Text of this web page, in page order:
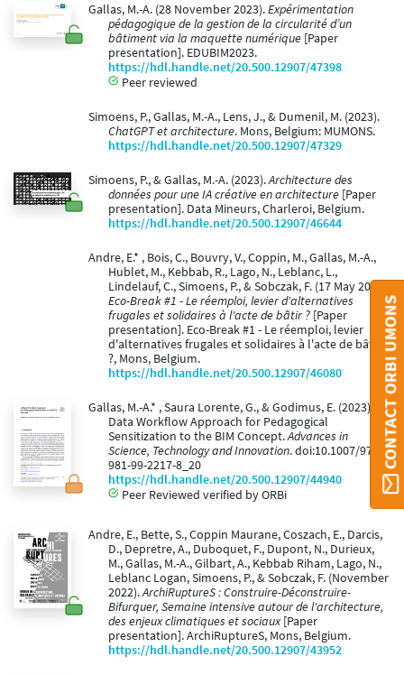
Gallas, M.-A. (28 November 2023).Expérimentation
pédagogique de la gestion de la circularité d’un
bâtiment via la maquette numérique [Paper
presentation]. EDUBIM2023.
https://hdl.handle.net/20.500.12907/47398
Peer reviewed
Simoens, P., Gallas, M.-A., Lens, J., & Dumenil, M. (2023).
ChatGPT et architecture. Mons, Belgium: MUMONS.
https://hdl.handle.net/20.500.12907/47329
Simoens, P., & Gallas, M.-A. (2023).Architecture des
données pour une IA créative en architecture [Paper
presentation]. Data Mineurs, Charleroi, Belgium.
https://hdl.handle.net/20.500.12907/46644
Andre, E.* , Bois, C., Bouvry, V., Coppin, M., Gallas, M.-A.,
Hublet, M., Kebbab, R., Lago, N., Leblanc, L.,
Lindelauf, C., Simoens, P., & Sobczak, F. (17 May 2023).
Eco-Break #1 - Le réemploi, levier d'alternatives
frugales et solidaires à l'acte de bâtir ? [Paper
presentation]. Eco-Break #1 - Le réemploi, levier
d'alternatives frugales et solidaires à l'acte de bâtir
?, Mons, Belgium.
https://hdl.handle.net/20.500.12907/46080
Gallas, M.-A.* , Saura Lorente, G., & Godimus, E. (2023). A
Data Workflow Approach for Pedagogical
Sensitization to the BIM Concept.Advances in
Science, Technology and Innovation. doi:10.1007/978-
981-99-2217-8_20
https://hdl.handle.net/20.500.12907/44940
Peer Reviewed verified by ORBi
Andre, E., Bette, S., Coppin Maurane, Coszach, E., Darcis,
D., Depretre, A., Duboquet, F., Dupont, N., Durieux,
M., Gallas, M.-A., Gilbart, A., Kebbab Riham, Lago, N.,
Leblanc Logan, Simoens, P., & Sobczak, F. (November
2022).ArchiRuptureS : Construire-Déconstruire-
Bifurquer, Semaine intensive autour de l'architecture,
des enjeux climatiques et sociaux[Paper
presentation]. ArchiRuptureS, Mons, Belgium.
https://hdl.handle.net/20.500.12907/43952
CONTACT ORBI UMONS